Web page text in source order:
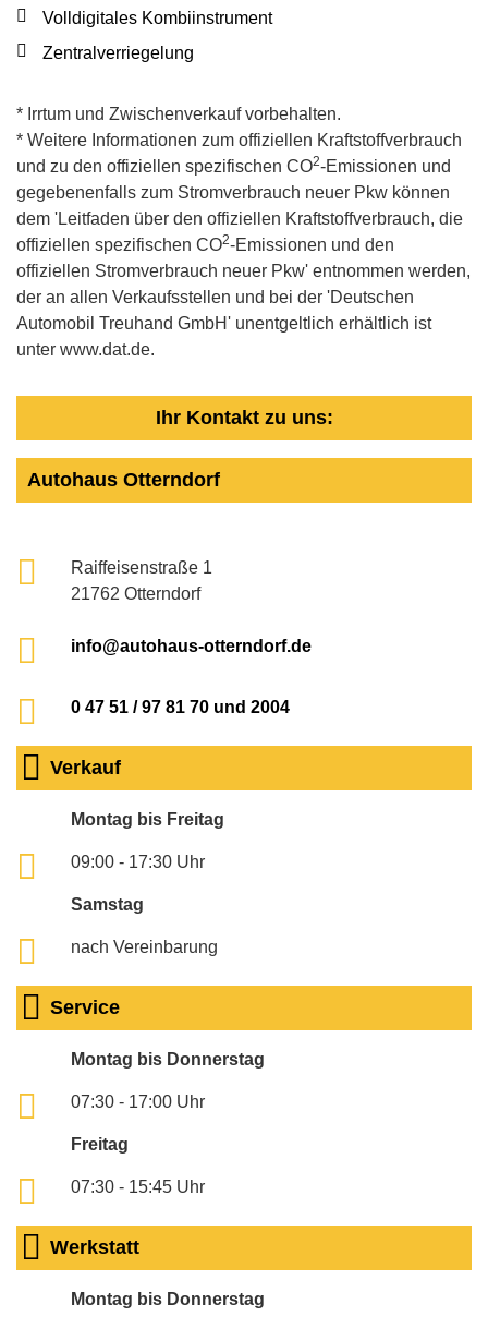
Volldigitales Kombiinstrument
Zentralverriegelung
* Irrtum und Zwischenverkauf vorbehalten.
* Weitere Informationen zum offiziellen Kraftstoffverbrauch
und zu den offiziellen spezifischen CO2-Emissionen und
gegebenenfalls zum Stromverbrauch neuer Pkw können
dem 'Leitfaden über den offiziellen Kraftstoffverbrauch, die
offiziellen spezifischen CO2-Emissionen und den
offiziellen Stromverbrauch neuer Pkw' entnommen werden,
der an allen Verkaufsstellen und bei der 'Deutschen
Automobil Treuhand GmbH' unentgeltlich erhältlich ist
unter www.dat.de.
Ihr Kontakt zu uns:
Autohaus Otterndorf
Raiffeisenstraße 1
21762 Otterndorf
info@autohaus-otterndorf.de
0 47 51 / 97 81 70 und 2004
Verkauf
Montag bis Freitag
09:00 - 17:30 Uhr
Samstag
nach Vereinbarung
Service
Montag bis Donnerstag
07:30 - 17:00 Uhr
Freitag
07:30 - 15:45 Uhr
Werkstatt
Montag bis Donnerstag